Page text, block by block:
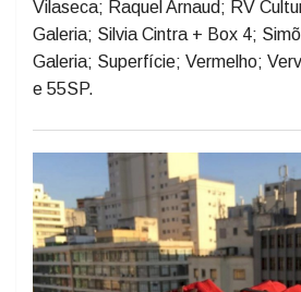
Guarnieri; Marilia Razuk; Mario
DM; Millan; Multiplo Espaço Arte;
Galeria; OMA Galeria; Periscópio;
Vilaseca; Raquel Arnaud; RV